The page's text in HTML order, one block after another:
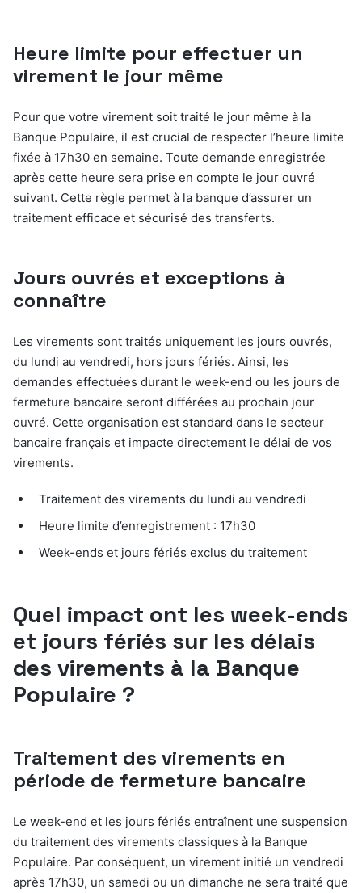
Heure limite pour effectuer un
virement le jour même
Pour que votre virement soit traité le jour même à la
Banque Populaire, il est crucial de respecter l’heure limite
fixée à 17h30 en semaine. Toute demande enregistrée
après cette heure sera prise en compte le jour ouvré
suivant. Cette règle permet à la banque d’assurer un
traitement efficace et sécurisé des transferts.
Jours ouvrés et exceptions à
connaître
Les virements sont traités uniquement les jours ouvrés,
du lundi au vendredi, hors jours fériés. Ainsi, les
demandes effectuées durant le week-end ou les jours de
fermeture bancaire seront différées au prochain jour
ouvré. Cette organisation est standard dans le secteur
bancaire français et impacte directement le délai de vos
virements.
Traitement des virements du lundi au vendredi
Heure limite d’enregistrement : 17h30
Week-ends et jours fériés exclus du traitement
Quel impact ont les week-ends
et jours fériés sur les délais
des virements à la Banque
Populaire ?
Traitement des virements en
période de fermeture bancaire
Le week-end et les jours fériés entraînent une suspension
du traitement des virements classiques à la Banque
Populaire. Par conséquent, un virement initié un vendredi
après 17h30, un samedi ou un dimanche ne sera traité que